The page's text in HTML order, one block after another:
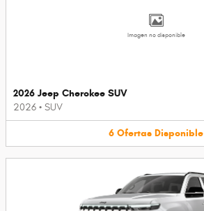
Imagen no disponible
2026 Jeep Cherokee SUV
2026 • SUV
6 Ofertas Disponible